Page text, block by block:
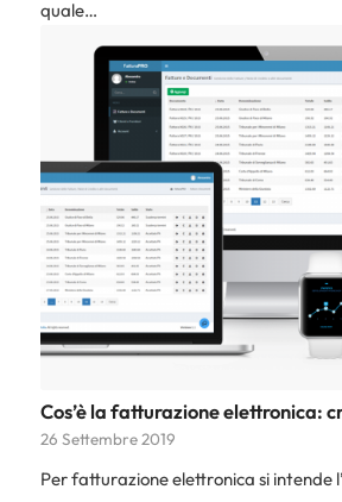
quale…
Cos’è la fatturazione elettronica:
26 Settembre 2019
Per fatturazione elettronica si intende